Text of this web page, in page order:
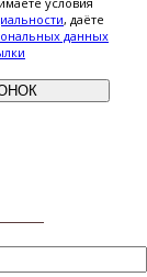
, даёте
данных